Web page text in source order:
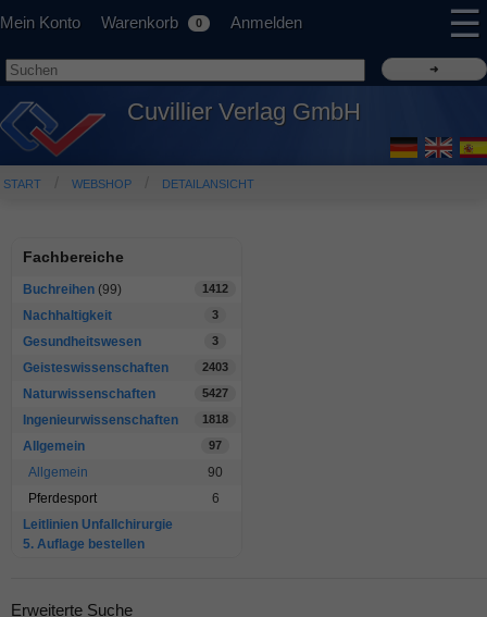
Mein Konto Warenkorb 0 Anmelden ☰
Cuvillier Verlag GmbH
START WEBSHOP DETAILANSICHT
Fachbereiche
Buchreihen (99) 1412
Nachhaltigkeit 3
Gesundheitswesen 3
Geisteswissenschaften 2403
Naturwissenschaften 5427
Ingenieurwissenschaften 1818
Allgemein 97
Allgemein
90
Pferdesport
6
Leitlinien Unfallchirurgie
5. Auflage bestellen
Erweiterte Suche